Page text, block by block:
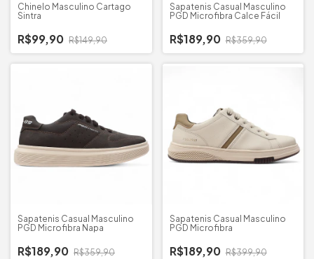
Chinelo Masculino Cartago
Sintra
R$99,90 R$149,90
Sapatenis Casual Masculino
PGD Microfibra Calce Fácil
R$189,90 R$359,90
Sapatenis Casual Masculino
PGD Microfibra Napa
R$189,90 R$359,90
Sapatenis Casual Masculino
PGD Microfibra
R$189,90 R$399,90